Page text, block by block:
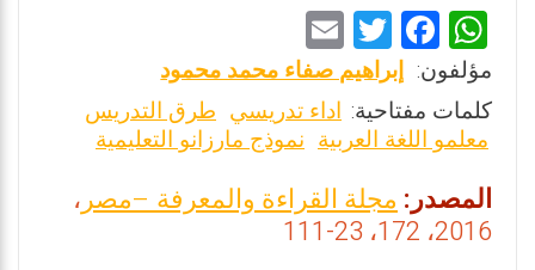
W
h
at
s
A
p
F
a
ce
b
o
T
wi
tt
er
m
ai
l
مؤلفون: إبراهيم صفاء محمد محمود
كلمات مفتاحية: اداء تدريسي طرق التدريس
معلمو اللغة العربية نموذج مارزانو التعليمية
المصدر:مجلة القراءة والمعرفة –مصر،
2016، 172، 23-111